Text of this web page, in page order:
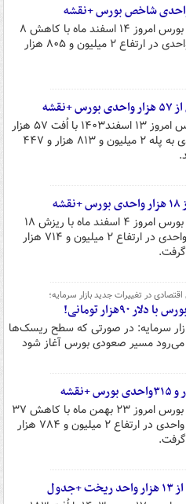
شاخص کل بورس امروز ۱۴ اسفند ماه با کاهش ۸
هزار و ۱۱۰ واحدی در ارتفاع ۲ میلیون و ۸۰۵ هزار
شاخص بورس امروز ۱۳ اسفند۱۴۰۳ با اُفت ۵۷ هزار
و ۴۹۹ واحدی به پله ۲ میلیون و ۸۱۳ هزار و ۴۴۷
شاخص کل بورس امروز ۴ اسفند ماه با ریزش ۱۸
هزار و ۱۰۵ واحدی در ارتفاع ۲ میلیون و ۷۱۴ هزار
اقتصادی در تغییرات جدید بازار سرمایه؛
۹۰‌هزار تومانی!
سرمایه: در صورتی که سطح ریسک‌ها
می‌رود مسیر صعودی بورس آغاز شود
شاخص کل بورس امروز ۲۳ بهمن ماه با کاهش ۳۷
هزار و ۳۱۵ واحدی در ارتفاع ۲ میلیون و ۷۸۴ هزار